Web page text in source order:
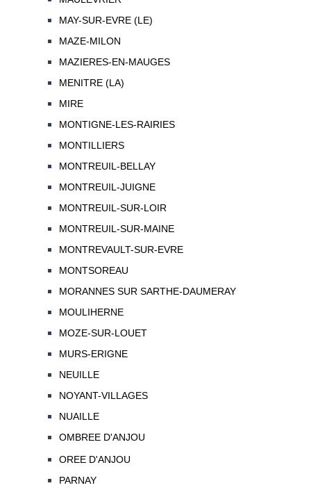
MAY-SUR-EVRE (LE)
MAZE-MILON
MAZIERES-EN-MAUGES
MENITRE (LA)
MIRE
MONTIGNE-LES-RAIRIES
MONTILLIERS
MONTREUIL-BELLAY
MONTREUIL-JUIGNE
MONTREUIL-SUR-LOIR
MONTREUIL-SUR-MAINE
MONTREVAULT-SUR-EVRE
MONTSOREAU
MORANNES SUR SARTHE-DAUMERAY
MOULIHERNE
MOZE-SUR-LOUET
MURS-ERIGNE
NEUILLE
NOYANT-VILLAGES
NUAILLE
OMBREE D'ANJOU
OREE D'ANJOU
PARNAY